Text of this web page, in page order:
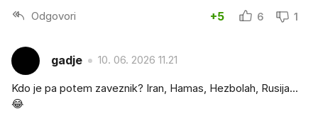
Odgovori +5 6 1
gadje 10. 06. 2026 11.21
Kdo je pa potem zaveznik? Iran, Hamas, Hezbolah, Rusija...
😂